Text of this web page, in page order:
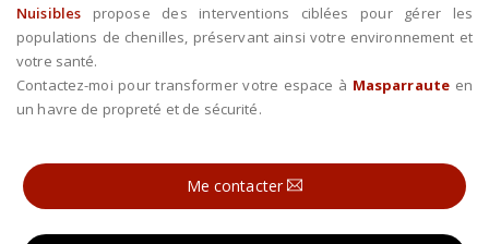
Nuisibles propose des interventions ciblées pour gérer les
populations de chenilles, préservant ainsi votre environnement et
votre santé.
Contactez-moi pour transformer votre espace à Masparraute en
un havre de propreté et de sécurité.
Me contacter